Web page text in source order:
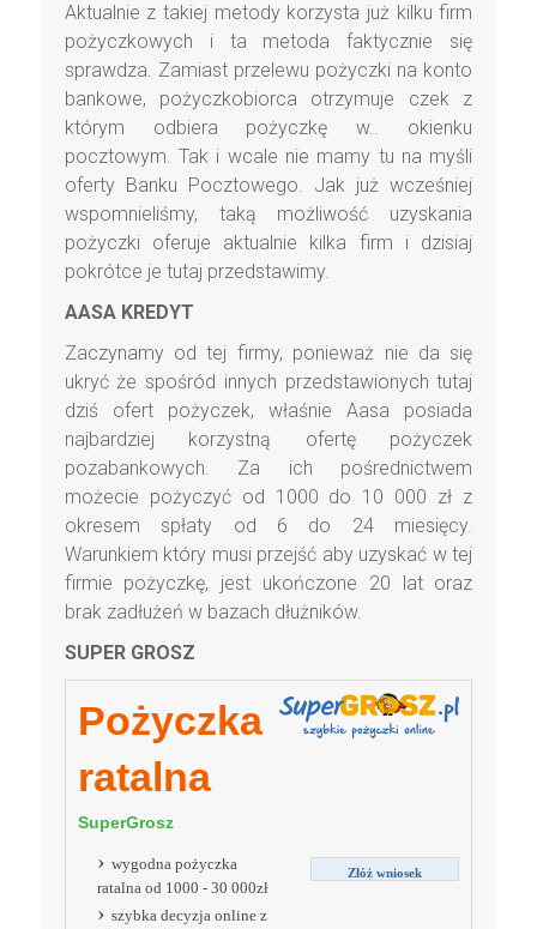
Aktualnie z takiej metody korzysta już kilku firm
pożyczkowych i ta metoda faktycznie się
sprawdza. Zamiast przelewu pożyczki na konto
bankowe, pożyczkobiorca otrzymuje czek z
którym odbiera pożyczkę w.. okienku
pocztowym. Tak i wcale nie mamy tu na myśli
oferty Banku Pocztowego. Jak już wcześniej
wspomnieliśmy, taką możliwość uzyskania
pożyczki oferuje aktualnie kilka firm i dzisiaj
pokrótce je tutaj przedstawimy.
AASA KREDYT
Zaczynamy od tej firmy, ponieważ nie da się
ukryć że spośród innych przedstawionych tutaj
dziś ofert pożyczek, właśnie Aasa posiada
najbardziej korzystną ofertę pożyczek
pozabankowych. Za ich pośrednictwem
możecie pożyczyć od 1000 do 10 000 zł z
okresem spłaty od 6 do 24 miesięcy.
Warunkiem który musi przejść aby uzyskać w tej
firmie pożyczkę, jest ukończone 20 lat oraz
brak zadłużeń w bazach dłużników.
SUPER GROSZ
Pożyczka
ratalna
SuperGrosz
Złóż wniosek
wygodna pożyczka
ratalna od 1000 - 30 000zł
szybka decyzja online z